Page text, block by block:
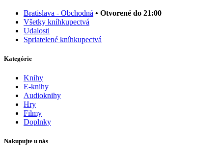
Bratislava - Obchodná • Otvorené do 21:00
Všetky kníhkupectvá
Udalosti
Spriatelené kníhkupectvá
Kategórie
Knihy
E-knihy
Audioknihy
Hry
Filmy
Doplnky
Nakupujte u nás